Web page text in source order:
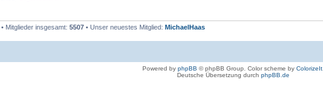
• Mitglieder insgesamt: 5507 • Unser neuestes Mitglied: MichaelHaas
Powered by phpBB © phpBB Group. Color scheme by ColorizeIt.
Deutsche Übersetzung durch phpBB.de